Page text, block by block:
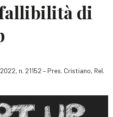
di
n. 21152 – Pres. Cristiano, Rel.